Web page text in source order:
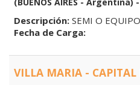
Descripción: SEMI O EQUIPO
Fecha de Carga:
VILLA MARIA - CAPITAL